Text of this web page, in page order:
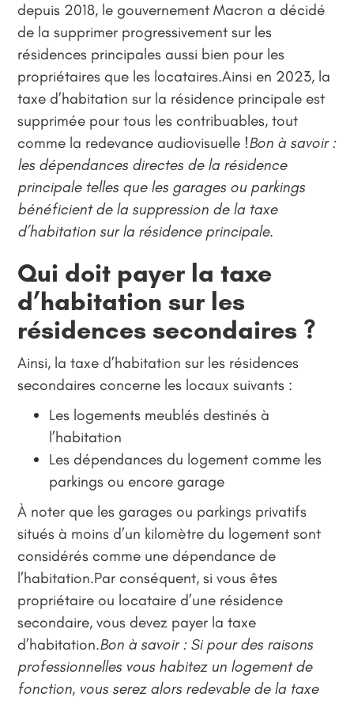
depuis 2018, le gouvernement Macron a décidé
de la supprimer progressivement sur les
résidences principales aussi bien pour les
propriétaires que les locataires.Ainsi en 2023, la
taxe d’habitation sur la résidence principale est
supprimée pour tous les contribuables, tout
comme la redevance audiovisuelle !Bon à savoir :
les dépendances directes de la résidence
principale telles que les garages ou parkings
bénéficient de la suppression de la taxe
d’habitation sur la résidence principale.
Qui doit payer la taxe
d’habitation sur les
résidences secondaires ?
Ainsi, la taxe d’habitation sur les résidences
secondaires concerne les locaux suivants :
Les logements meublés destinés à
l’habitation
Les dépendances du logement comme les
parkings ou encore garage
À noter que les garages ou parkings privatifs
situés à moins d’un kilomètre du logement sont
considérés comme une dépendance de
l’habitation.Par conséquent, si vous êtes
propriétaire ou locataire d’une résidence
secondaire, vous devez payer la taxe
d’habitation.Bon à savoir : Si pour des raisons
professionnelles vous habitez un logement de
fonction, vous serez alors redevable de la taxe